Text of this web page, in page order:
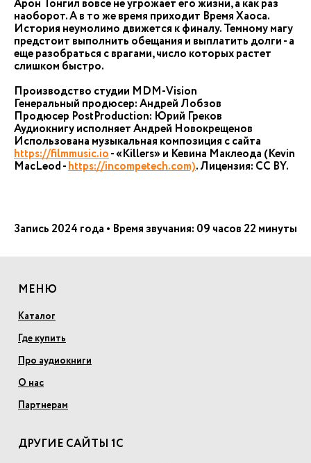
Арон Тонгил вовсе не угрожает его жизни, а как раз
наоборот. А в то же время приходит Время Хаоса.
История неумолимо движется к финалу. Темному магу
предстоит выполнить обещания и выплатить долги - а
еще разобраться с врагами, число которых растет
слишком быстро.
Производство студии MDM-Vision
Генеральный продюсер: Андрей Лобзов
Продюсер PostProduction: Юрий Греков
Аудиокнигу исполняет Андрей Новокрещенов
Использована музыкальная композиция с сайта
https://filmmusic.io- «Killers» и Кевина Маклеода (Kevin
MacLeod -https://incompetech.com). Лицензия: CC BY.
Запись 2024 года • Время звучания: 09 часов 22 минуты
МЕНЮ
Каталог
Где купить
Про аудиокниги
О нас
Партнерам
ДРУГИЕ САЙТЫ 1С